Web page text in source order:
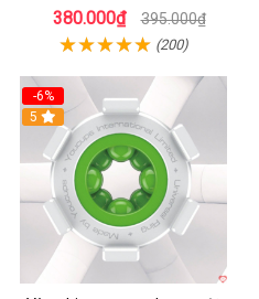
cảm
380.000₫ 395.000₫
(200)
-6%
5